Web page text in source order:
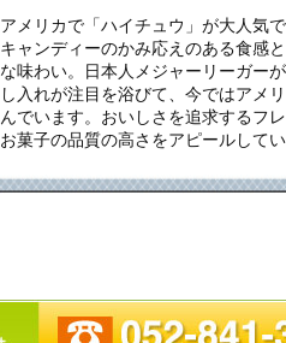
アメリカで「ハイチュウ」が大人気
キャンディーのかみ応えのある食感
な味わい。日本人メジャーリーガー
し入れが注目を浴びて、今ではアメ
んでいます。おいしさを追求するフ
お菓子の品質の高さをアピールして